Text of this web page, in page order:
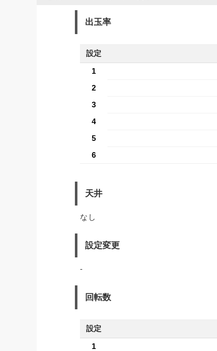
出玉率
設定
1
2
3
4
5
6
天井
なし
設定変更
-
回転数
設定
1